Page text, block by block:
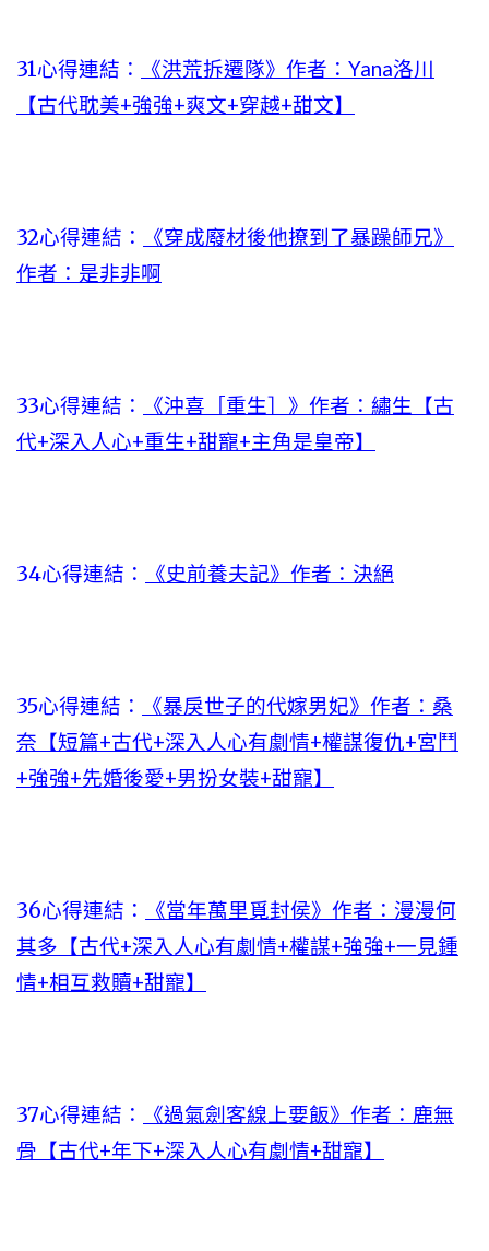
31心得連結：
《洪荒拆遷隊》作者：Yana洛川
【古代耽美+強強+爽文+穿越+甜文】
32心得連結：
《穿成廢材後他撩到了暴躁師兄》
作者：是非非啊
33心得連結：
《沖喜［重生］》作者：繡生【古
代+深入人心+重生+甜寵+主角是皇帝】
34心得連結： 《史前養夫記》作者：決絕
35心得連結：
《暴戾世子的代嫁男妃》作者：桑
奈【短篇+古代+深入人心有劇情+權謀復仇+宮鬥
+強強+先婚後愛+男扮女裝+甜寵】
36心得連結：
《當年萬里覓封侯》作者：漫漫何
其多【古代+深入人心有劇情+權謀+強強+一見鍾
情+相互救贖+甜寵】
37心得連結：
《過氣劍客線上要飯》作者：鹿無
骨【古代+年下+深入人心有劇情+甜寵】